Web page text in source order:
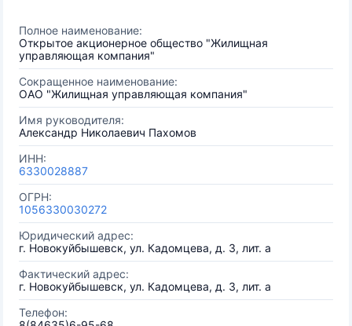
Полное наименование:
Открытое акционерное общество "Жилищная
управляющая компания"
Сокращенное наименование:
ОАО "Жилищная управляющая компания"
Имя руководителя:
Александр Николаевич Пахомов
ИНН:
6330028887
ОГРН:
1056330030272
Юридический адрес:
г. Новокуйбышевск, ул. Кадомцева, д. 3, лит. а
Фактический адрес:
г. Новокуйбышевск, ул. Кадомцева, д. 3, лит. а
Телефон: